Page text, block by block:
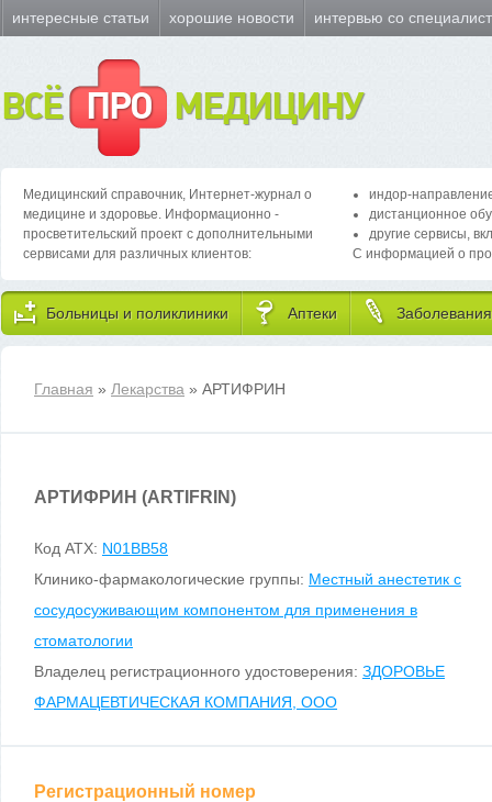
интересные статьи хорошие новости интервью со
ВСЁ ПРО МЕДИЦИНУ
Медицинский справочник, Интернет-журнал о
медицине и здоровье. Информационно -
просветительский проект с дополнительными
сервисами для различных клиентов:
индор-
дистанционное
другие сервисы,
С информацией о
Больницы и поликлиники Аптеки Заболевания
Главная » Лекарства » АРТИФРИН
АРТИФРИН (ARTIFRIN)
Код ATX: N01BB58
Клинико-фармакологические группы: Местный анестетик с
сосудосуживающим компонентом для применения в
стоматологии
Владелец регистрационного удостоверения: ЗДОРОВЬЕ
ФАРМАЦЕВТИЧЕСКАЯ КОМПАНИЯ, ООО
Регистрационный номер